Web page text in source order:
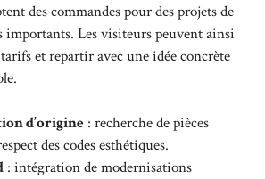
des commandes pour des projets de
importants. Les visiteurs peuvent ainsi
et repartir avec une idée concrète
d’origine : recherche de pièces
des codes esthétiques.
: intégration de modernisations